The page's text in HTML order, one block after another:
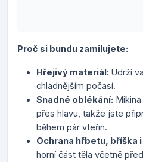
Proč si bundu zamilujete:
Hřejivý materiál: Udrží
chladnějším počasí.
Snadné oblékání:
přes hlavu, takže jste
během pár vteřin.
Ochrana hřbetu, bříška
horní část těla včetně